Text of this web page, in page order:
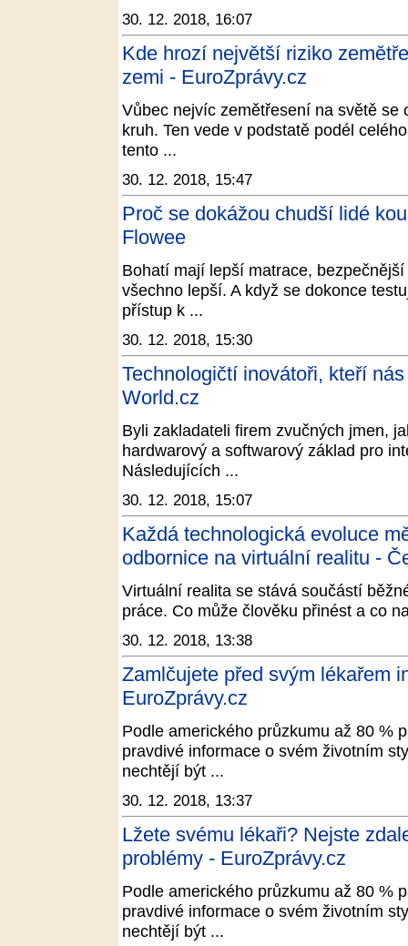
30. 12. 2018, 16:07
Kde hrozí největší riziko
zemi - EuroZprávy.cz
Vůbec nejvíc zemětřesení na světě se
kruh. Ten vede v podstatě podél
tento ...
30. 12. 2018, 15:47
Proč se dokážou chudší lidé
Flowee
Bohatí mají lepší matrace,
všechno lepší. A když se dokonce
přístup k ...
30. 12. 2018, 15:30
Technologičtí inovátoři, kteří
World.cz
Byli zakladateli firem zvučných jmen,
hardwarový a softwarový základ pro
Následujících ...
30. 12. 2018, 15:07
Každá technologická evoluce
odbornice na virtuální realitu -
Virtuální realita se stává součástí
práce. Co může člověku přinést a co
30. 12. 2018, 13:38
Zamlčujete před svým lékařem
EuroZprávy.cz
Podle amerického průzkumu až 80 %
pravdivé informace o svém životním
nechtějí být ...
30. 12. 2018, 13:37
Lžete svému lékaři? Nejste
problémy - EuroZprávy.cz
Podle amerického průzkumu až 80 %
pravdivé informace o svém životním
nechtějí být ...